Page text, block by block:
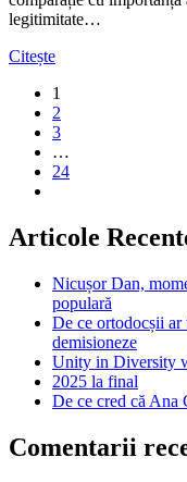
legitimitate…
Citește
1
2
3
…
24
Articole
Nicușor Dan,
populară
De ce ortodocșii ar
demisioneze
Unity in Diversity
2025 la final
De ce cred că Ana
Comentarii